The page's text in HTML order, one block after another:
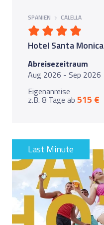
SPANIEN CALELLA
Hotel Santa Monica
Abreisezeitraum
Aug 2026 - Sep 2026
Eigenanreise
z.B. 8 Tage ab 515 €
Last Minute